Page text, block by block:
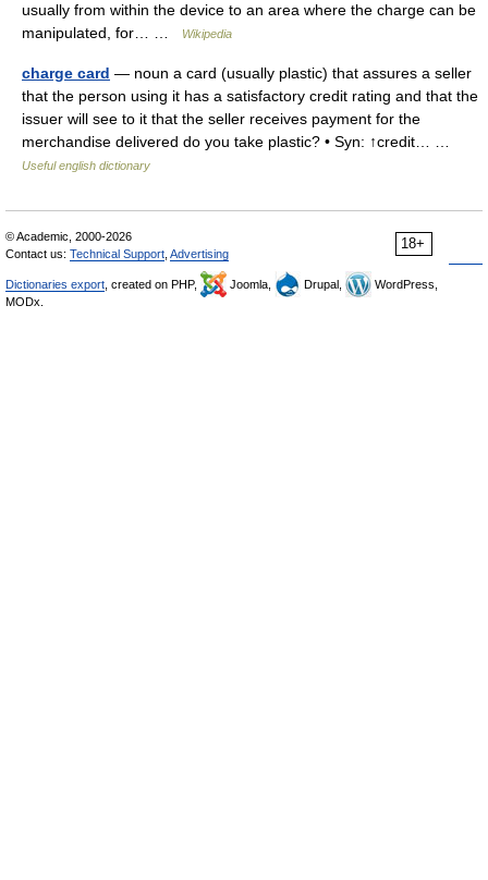
usually from within the device to an area where the charge can be
manipulated, for… …
Wikipedia
charge card — noun a card (usually plastic) that assures a seller
that the person using it has a satisfactory credit rating and that the
issuer will see to it that the seller receives payment for the
merchandise delivered do you take plastic? • Syn: ↑credit… …
Useful english dictionary
18+
© Academic, 2000-2026
Contact us: Technical Support Advertising
Dictionaries export , created on PHP, Joomla, Drupal,
WordPress,
MODx.